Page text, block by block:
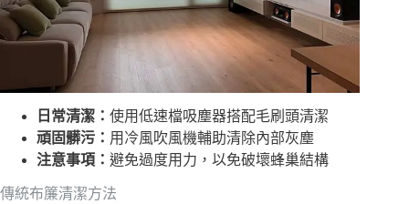
日常清潔： 使用低速檔吸塵器搭配毛刷頭清潔
頑固髒污： 用冷風吹風機輔助清除內部灰塵
注意事項： 避免過度用力，以免破壞蜂巢結構
傳統布簾清潔方法